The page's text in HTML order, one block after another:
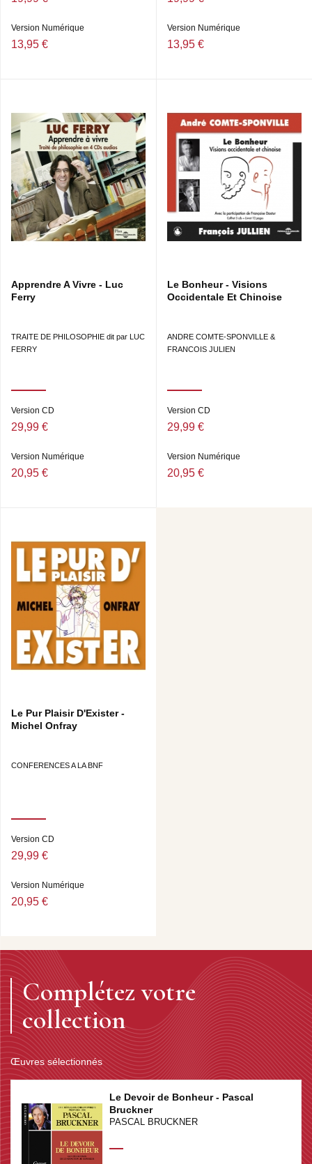
Version Numérique
13,95 €
Version Numérique
13,95 €
Apprendre A Vivre - Luc
Ferry
TRAITE DE PHILOSOPHIE dit par LUC
FERRY
Version CD
29,99 €
Version Numérique
20,95 €
Le Bonheur - Visions
Occidentale Et Chinoise
ANDRE COMTE-SPONVILLE &
FRANCOIS JULIEN
Version CD
29,99 €
Version Numérique
20,95 €
Le Pur Plaisir D'Exister -
Michel Onfray
CONFERENCES A LA BNF
Version CD
29,99 €
Version Numérique
20,95 €
Complétez votre
collection
Œuvres sélectionnés
Le Devoir de Bonheur - Pascal
Bruckner
PASCAL BRUCKNER